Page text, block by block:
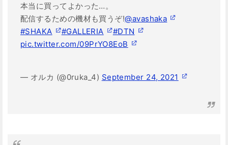
本当に買ってよかった…。
配信するための機材も買うぞ!@avashaka
#SHAKA
#GALLERIA
#DTN
pic.twitter.com/09PrYO8EoB
— オルカ (@0ruka_4) September 24, 2021